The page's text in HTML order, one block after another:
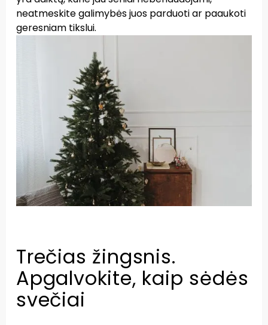
neatmeskite galimybės juos parduoti ar paaukoti
geresniam tikslui.
Trečias žingsnis.
Apgalvokite, kaip sėdės
svečiai